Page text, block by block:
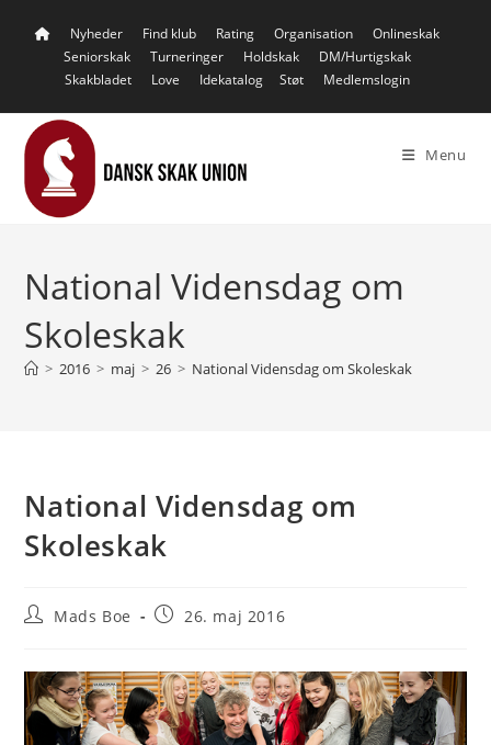
Nyheder Find klub Rating Organisation
Onlineskak
Seniorskak
Turneringer Holdskak
DM/Hurtigskak
Skakbladet
Love Idekatalog Støt Medlemslogin
Menu
National Vidensdag om
Skoleskak
> 2016 > maj > 26 > National Vidensdag om Skoleskak
National Vidensdag om
Skoleskak
PostMads Boe
Post26. maj 2016